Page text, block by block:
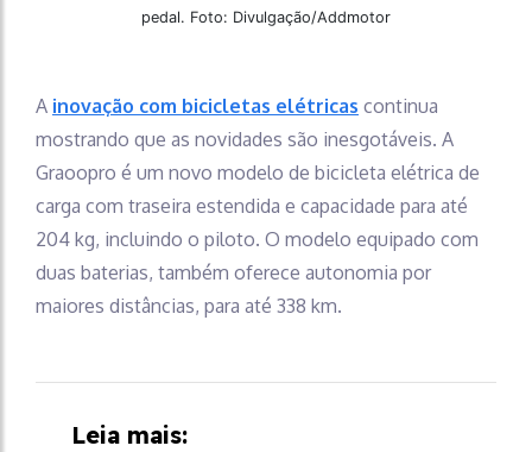
pedal. Foto: Divulgação/Addmotor
A inovação com bicicletas elétricas continua
mostrando que as novidades são inesgotáveis. A
Graoopro é um novo modelo de bicicleta elétrica de
carga com traseira estendida e capacidade para até
204 kg, incluindo o piloto. O modelo equipado com
duas baterias, também oferece autonomia por
maiores distâncias, para até 338 km.
Leia mais: